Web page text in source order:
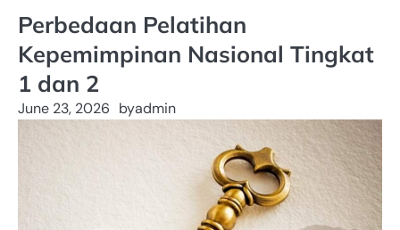
Perbedaan Pelatihan
Kepemimpinan Nasional Tingkat
1 dan 2
June 23, 2026 byadmin